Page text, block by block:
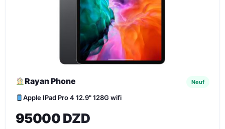
Rayan Phone Neuf
Apple IPad Pro 4 12.9" 128G wifi
95000 DZD